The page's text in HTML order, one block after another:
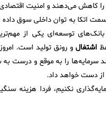
کاهش می‌دهند و امنیت
به سمت اتکا به توان داخلی سوق
بانک‌های توسعه‌ای یکی از
اشتغالو رونق تولید است.
سرمایه‌ها را به موقع و درست
از دست خواهد داد.
نکنیم، فردا هزینه